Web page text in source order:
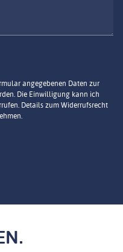
angegebenen Daten zur
Die Einwilligung kann ich
Details zum Widerrufsrecht